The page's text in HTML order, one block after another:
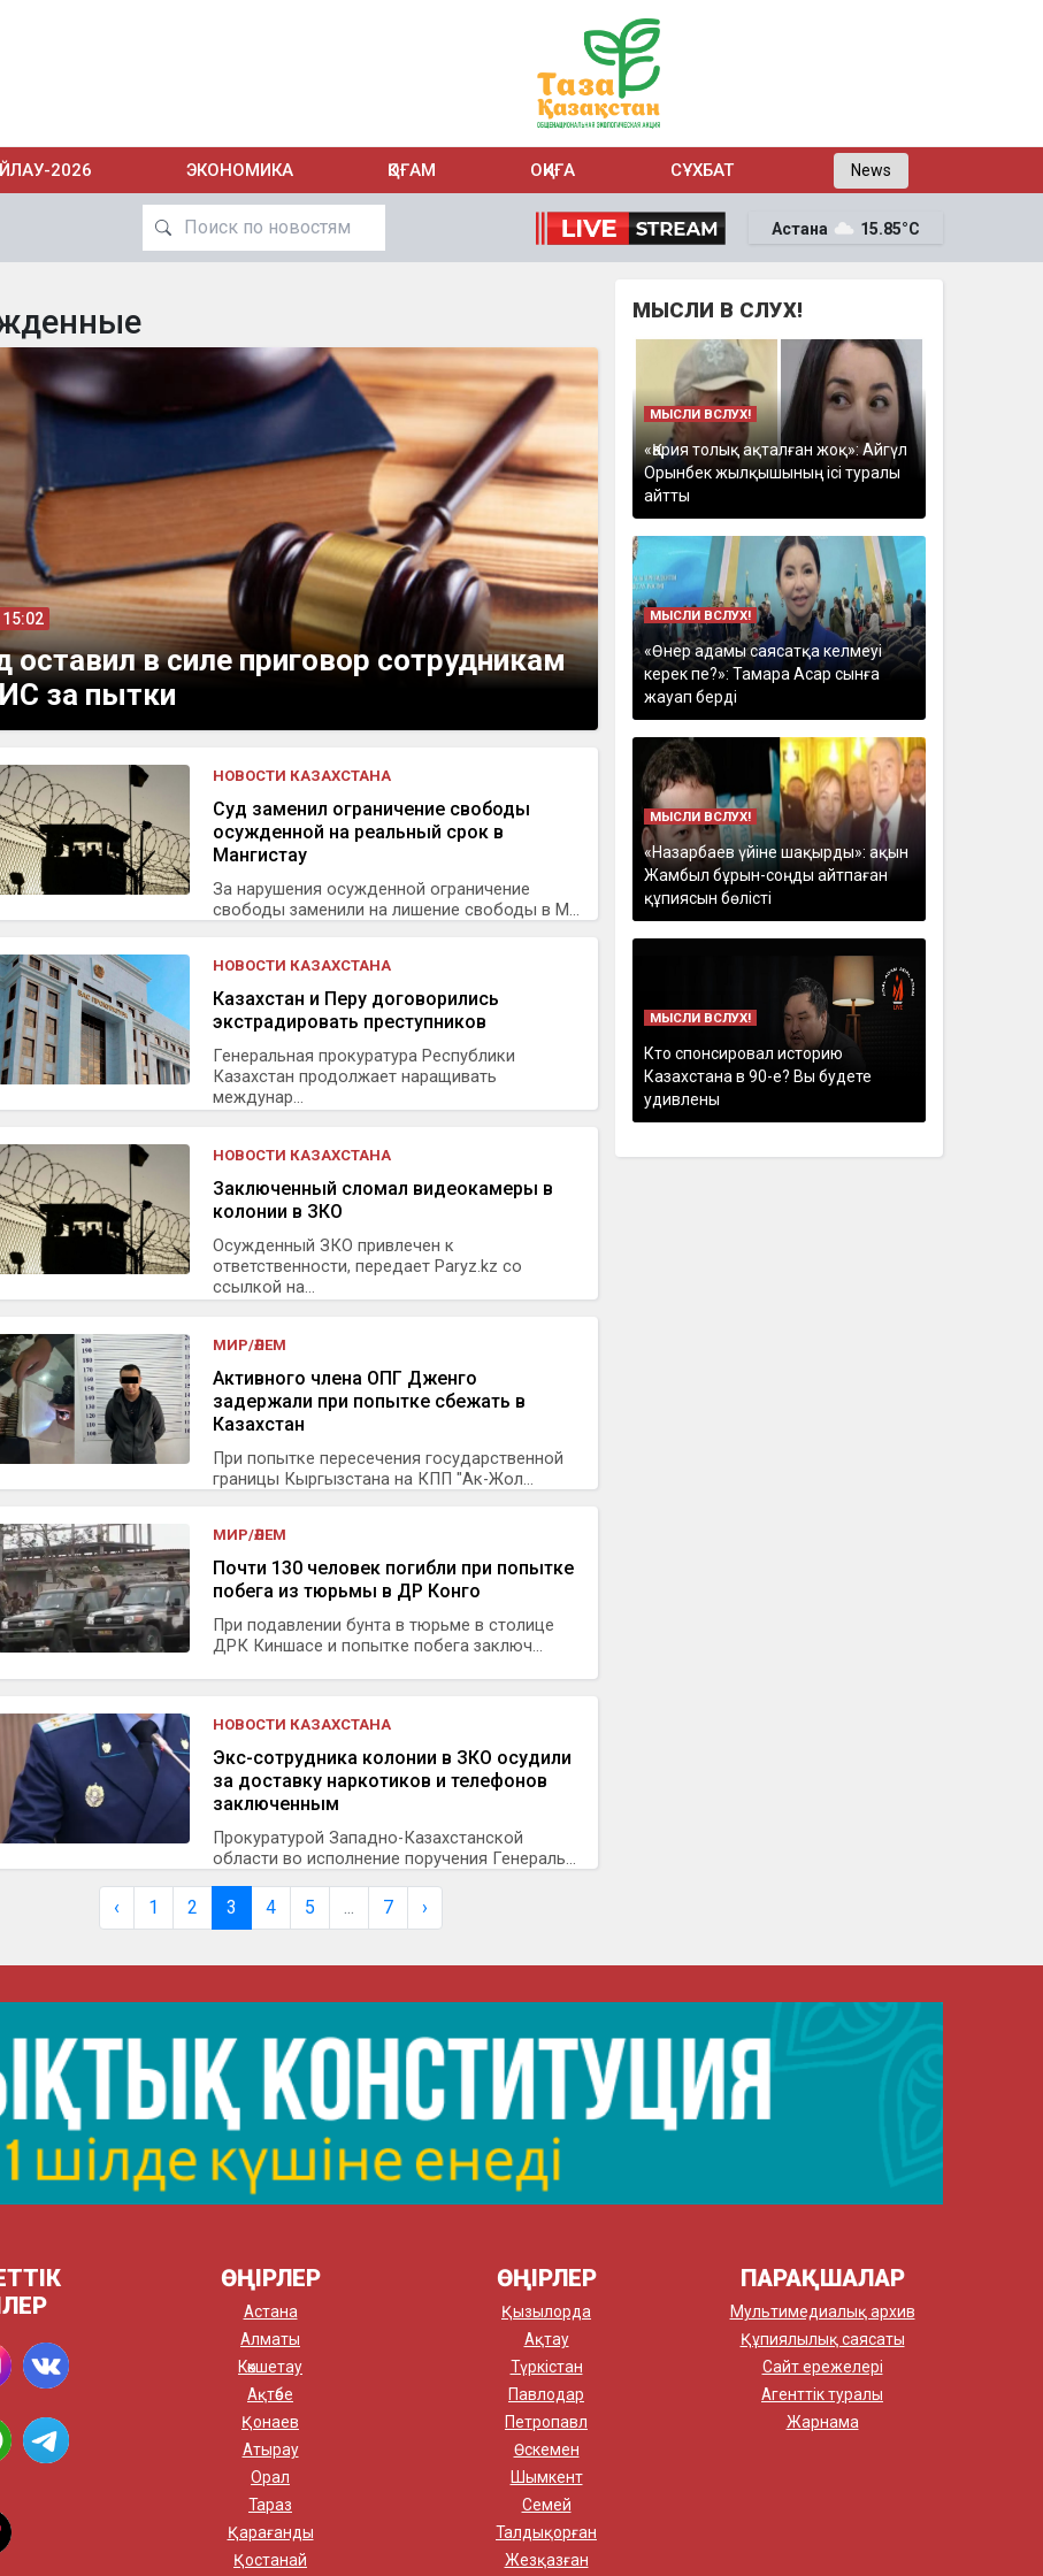
2026 ЭКОНОМИКА ҚОҒАМ ОҚИҒА СҰХБАТ News
Астана 15.85°C
15:02
оставил в силе приговор сотрудникам
за пытки
НОВОСТИ КАЗАХСТАНА
Суд заменил ограничение свободы
осужденной на реальный срок в
Мангистау
За нарушения осужденной ограничение
свободы заменили на лишение свободы в М...
НОВОСТИ КАЗАХСТАНА
Казахстан и Перу договорились
экстрадировать преступников
Генеральная прокуратура Республики
Казахстан продолжает наращивать
междунар...
НОВОСТИ КАЗАХСТАНА
Заключенный сломал видеокамеры в
колонии в ЗКО
Осужденный ЗКО привлечен к
ответственности, передает Paryz.kz со
ссылкой на...
МИР/ӘЛЕМ
Активного члена ОПГ Дженго
задержали при попытке сбежать в
Казахстан
При попытке пересечения государственной
границы Кыргызстана на КПП "Ак-Жол...
МИР/ӘЛЕМ
Почти 130 человек погибли при попытке
побега из тюрьмы в ДР Конго
При подавлении бунта в тюрьме в столице
ДРК Киншасе и попытке побега заключ...
НОВОСТИ КАЗАХСТАНА
Экс-сотрудника колонии в ЗКО осудили
за доставку наркотиков и телефонов
заключенным
Прокуратурой Западно-Казахстанской
области во исполнение поручения Генераль...
МЫСЛИ В СЛУХ!
МЫСЛИ ВСЛУХ!
«Қария толық ақталған жоқ»: Айгүл
Орынбек жылқышының ісі туралы
айтты
МЫСЛИ ВСЛУХ!
«Өнер адамы саясатқа келмеуі
керек пе?»: Тамара Асар сынға
жауап берді
МЫСЛИ ВСЛУХ!
«Назарбаев үйіне шақырды»: ақын
Жамбыл бұрын-соңды айтпаған
құпиясын бөлісті
МЫСЛИ ВСЛУХ!
Кто спонсировал историю
Казахстана в 90-е? Вы будете
удивлены
‹ 1 2 3 4 5 ... 7 ›
ӨҢІРЛЕР
Астана
Алматы
Көкшетау
Ақтөбе
Қонаев
Атырау
Орал
Тараз
Қарағанды
Қостанай
ӨҢІРЛЕР
Қызылорда
Ақтау
Түркістан
Павлодар
Петропавл
Өскемен
Шымкент
Семей
Талдықорған
Жезқазған
ПАРАҚШАЛАР
Мультимедиалық архив
Құпиялылық саясаты
Сайт ережелері
Агенттік туралы
Жарнама